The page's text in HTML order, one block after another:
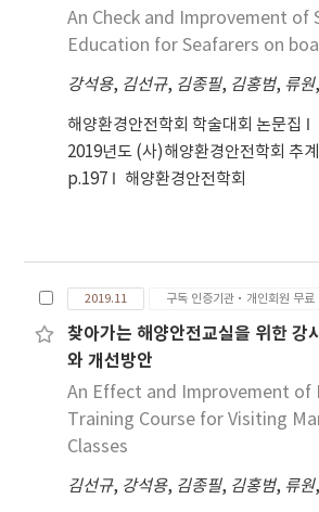
An Check and Improvement of
Education for Seafarers on
강석용, 김선규, 김종필, 김홍범, 류원,
해양환경안전학회 학술대회 논문집
2019년도 (사)해양환경안전학회 추
p.197
해양환경안전학회
2019.11 구독 인증기관·개인회원 무료
찾아가는 해양안전교실을 위한 강
와 개선방안
An Effect and Improvement
Training Course for Visiting
Classes
김선규, 강석용, 김종필, 김홍범, 류원,